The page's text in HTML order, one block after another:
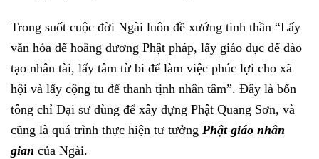
Trong suốt cuộc đời Ngài luôn đề xướng tinh thần “Lấy
văn hóa để hoằng dương Phật pháp, lấy giáo dục để đào
tạo nhân tài, lấy tâm từ bi để làm việc phúc lợi cho xã
hội và lấy cộng tu để thanh tịnh nhân tâm”. Đây là bốn
tông chỉ Đại sư dùng để xây dựng Phật Quang Sơn, và
cũng là quá trình thực hiện tư tưởng Phật giáo nhân
gian của Ngài.